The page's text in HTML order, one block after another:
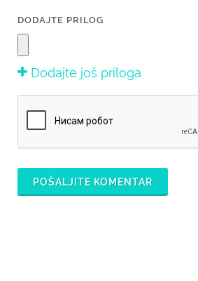
DODAJTE PRILOG
Dodajte još priloga
POŠALJITE KOMENTAR